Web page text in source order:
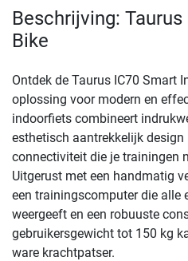
Beschrijving:
Bike
Ontdek de Taurus IC70 Smart
oplossing voor modern en
indoorfiets combineert
esthetisch aantrekkelijk design
connectiviteit die je trainingen
Uitgerust met een handmatig
een trainingscomputer die alle
weergeeft en een robuuste
gebruikersgewicht tot 150 kg
ware krachtpatser.